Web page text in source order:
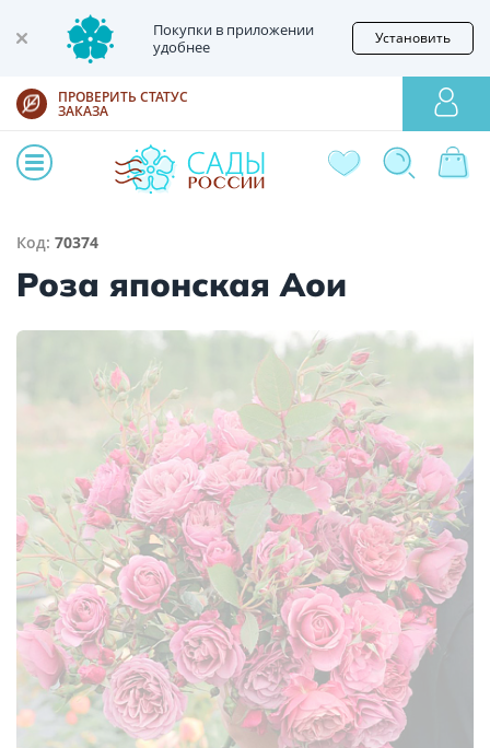
Покупки в приложении
удобнее
Установить
ПРОВЕРИТЬ СТАТУС
ЗАКАЗА
Код: 70374
Роза японская Аои